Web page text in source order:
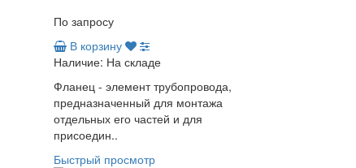
По запросу
В корзину
Наличие: На складе
Фланец - элемент трубопровода,
предназначенный для монтажа
отдельных его частей и для
присоедин..
Быстрый просмотр